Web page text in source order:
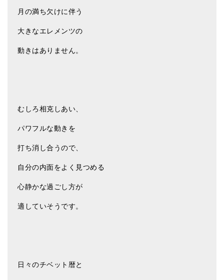
月の満ち欠けに伴う
大きなエレメンツの
動きはありません。
むしろ相克しあい、
パワフルな動きを
打ち消し合うので、
自分の内面をよく見つめる
心静かな過ごし方が
適していそうです。
日々のチベット暦と